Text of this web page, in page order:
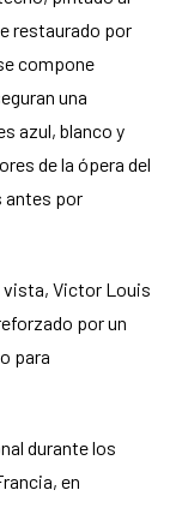
restaurado por
compone
una
azul, blanco y
de la ópera del
antes por
vista, Victor Louis
por un
para
durante los
en